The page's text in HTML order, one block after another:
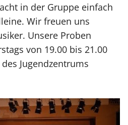
in der Gruppe einfach
Wir freuen uns
Unsere Proben
von 19.00 bis 21.00
Jugendzentrums